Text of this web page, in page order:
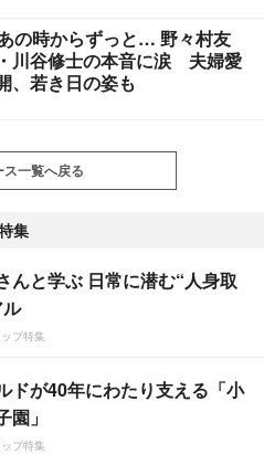
の時からずっと… 野々村友
川谷修士の本音に涙 夫婦愛
、若き日の姿も
ス一覧へ戻る
集
んと学ぶ 日常に潜む“人身取
プ特集
ドが40年にわたり支える「小
園」
プ特集